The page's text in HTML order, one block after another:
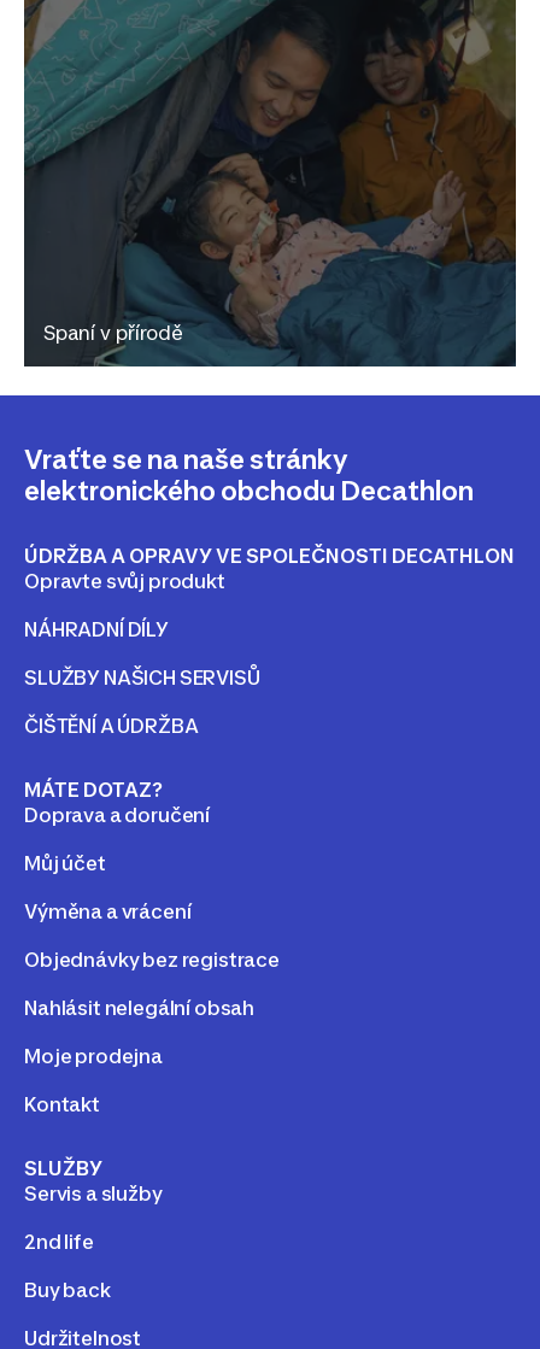
Spaní v přírodě
Vraťte se na naše stránky
elektronického obchodu Decathlon
ÚDRŽBA A OPRAVY VE SPOLEČNOSTI DECATHLON
Opravte svůj produkt
NÁHRADNÍ DÍLY
SLUŽBY NAŠICH SERVISŮ
ČIŠTĚNÍ A ÚDRŽBA
MÁTE DOTAZ?
Doprava a doručení
Můj účet
Výměna a vrácení
Objednávky bez registrace
Nahlásit nelegální obsah
Moje prodejna
Kontakt
SLUŽBY
Servis a služby
2nd life
Buy back
Udržitelnost